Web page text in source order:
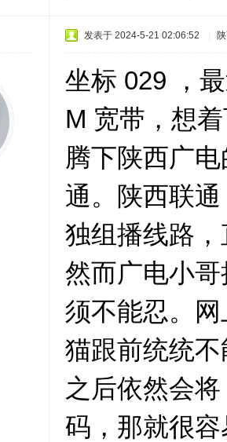
发表于 2024-5-21 02:06:52
坐标 029 ，
M 宽带，想
腾下陕西广
通。陕西联
独组播线路
然而广电小
须不能忍。
猫跟前统统
之后依然会
码，那就很